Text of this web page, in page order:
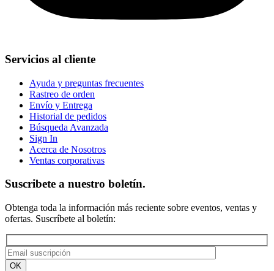
Servicios al cliente
Ayuda y preguntas frecuentes
Rastreo de orden
Envío y Entrega
Historial de pedidos
Búsqueda Avanzada
Sign In
Acerca de Nosotros
Ventas corporativas
Suscribete a nuestro boletín.
Obtenga toda la información más reciente sobre eventos, ventas y
ofertas. Suscríbete al boletín: